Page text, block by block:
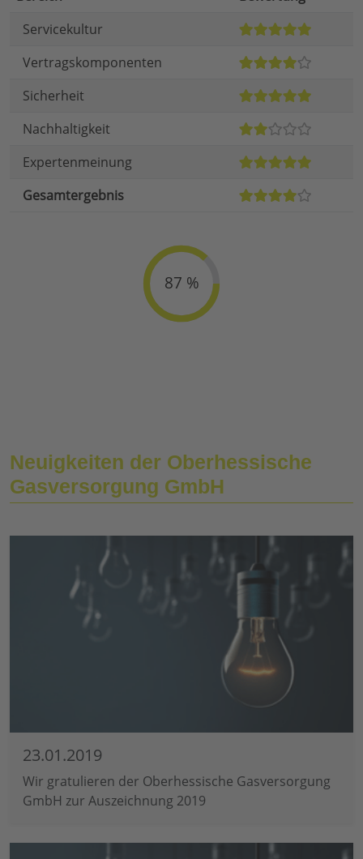
Servicekultur
Vertragskomponenten
Sicherheit
Nachhaltigkeit
Expertenmeinung
Gesamtergebnis
87 %
Neuigkeiten der Oberhessische
Gasversorgung GmbH
23.01.2019
Wir gratulieren der Oberhessische Gasversorgung
GmbH zur Auszeichnung 2019